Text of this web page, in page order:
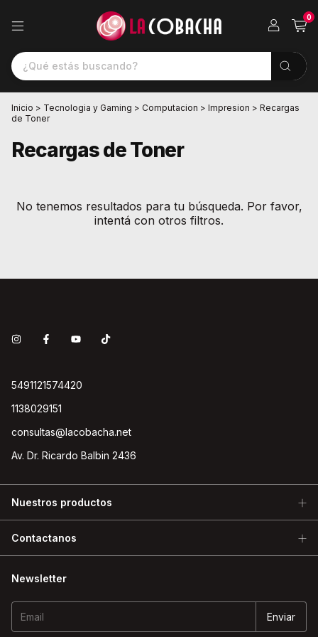
0
Inicio > Tecnologia y Gaming > Computacion > Impresion > Recargas
de Toner
Recargas de Toner
No tenemos resultados para tu búsqueda. Por favor,
intentá con otros filtros.
5491121574420
1138029151
consultas@lacobacha.net
Av. Dr. Ricardo Balbin 2436
Nuestros productos
Contactanos
Newsletter